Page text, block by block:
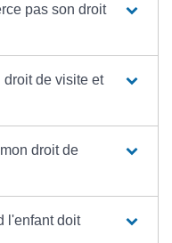
pas son droit
de visite et
droit de
l'enfant doit